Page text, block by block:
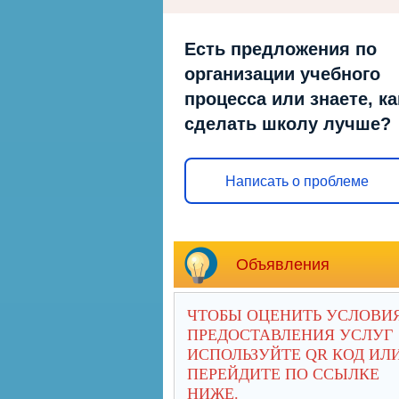
Есть предложения по
организации учебного
процесса или знаете,
сделать школу лучше?
Написать о проблеме
Объявления
ЧТОБЫ ОЦЕНИТЬ
ПРЕДОСТАВЛЕНИЯ УСЛУГ
ИСПОЛЬЗУЙТЕ QR КОД
ПЕРЕЙДИТЕ ПО ССЫЛКЕ
НИЖЕ.